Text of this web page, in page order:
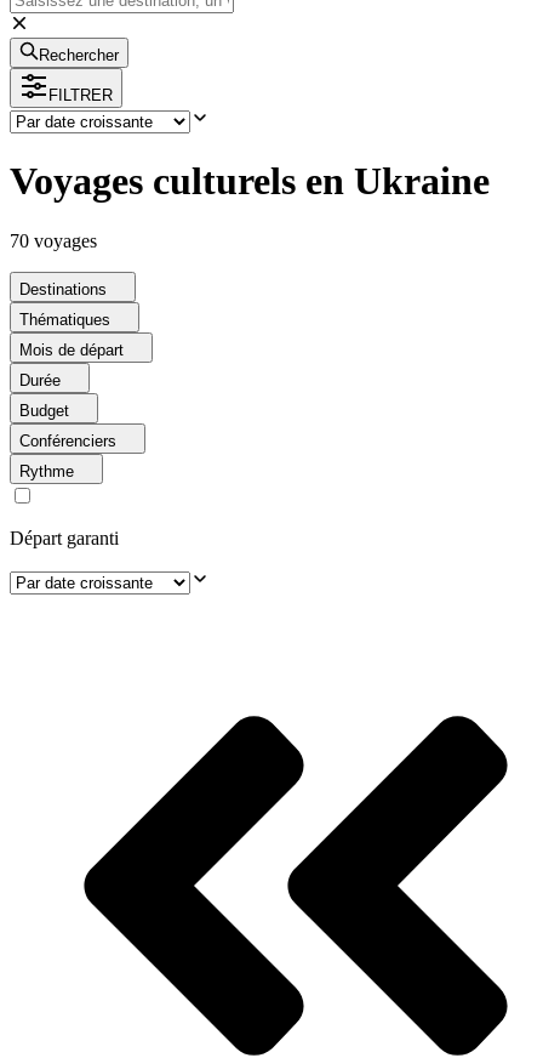
Rechercher
FILTRER
Voyages culturels en Ukraine
70 voyages
Destinations
Thématiques
Mois de départ
Durée
Budget
Conférenciers
Rythme
Départ garanti